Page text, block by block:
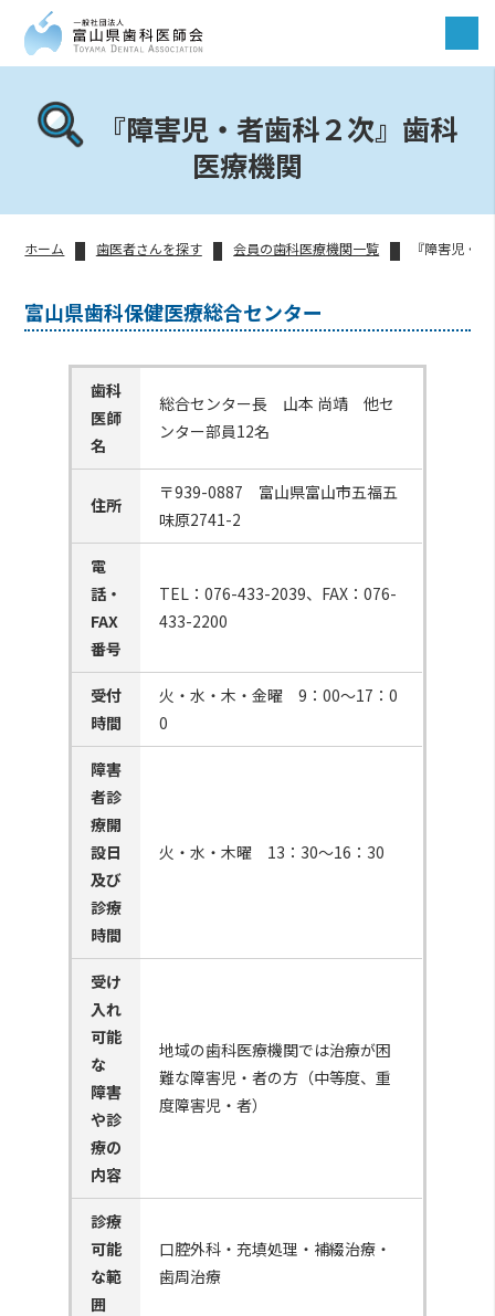
『障害児・者歯科２次』歯科
医療機関
ホーム 歯医者さんを探す 会員の歯科医療機関一覧 『障害児・
富山県歯科保健医療総合センター
歯科
医師
名
総合センター長 山本 尚靖 他セ
ンター部員12名
住所
〒939-0887 富山県富山市五福五
味原2741-2
電
話・
FAX
番号
TEL：076-433-2039、FAX：076-
433-2200
受付
時間
火・水・木・金曜 9：00〜17：0
0
障害
者診
療開
設日
及び
診療
時間
火・水・木曜 13：30〜16：30
受け
入れ
可能
な
障害
や診
療の
内容
地域の歯科医療機関では治療が困
難な障害児・者の方（中等度、重
度障害児・者）
診療
可能
な範
囲
口腔外科・充填処理・補綴治療・
歯周治療